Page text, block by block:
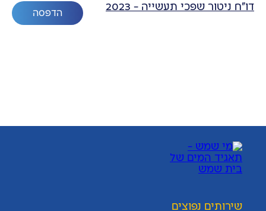
דו"ח ניטור שפכי תעשייה - 2023
הדפסה
שירותים נפוצים